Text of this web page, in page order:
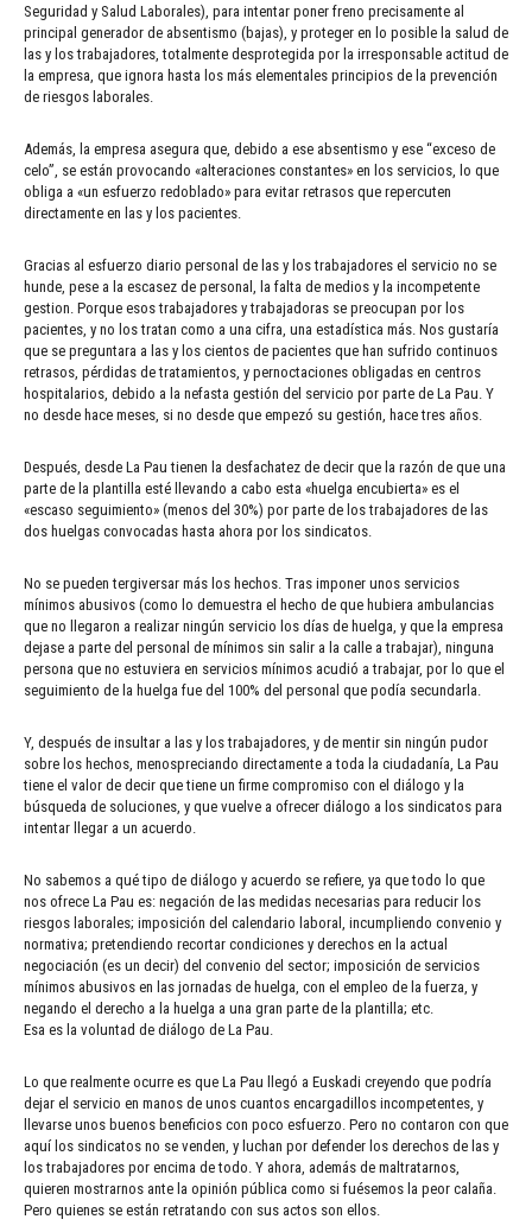
Seguridad y Salud Laborales), para intentar poner freno precisamente al
principal generador de absentismo (bajas), y proteger en lo posible la salud de
las y los trabajadores, totalmente desprotegida por la irresponsable actitud de
la empresa, que ignora hasta los más elementales principios de la prevención
de riesgos laborales.
Además, la empresa asegura que, debido a ese absentismo y ese “exceso de
celo”, se están provocando «alteraciones constantes» en los servicios, lo que
obliga a «un esfuerzo redoblado» para evitar retrasos que repercuten
directamente en las y los pacientes.
Gracias al esfuerzo diario personal de las y los trabajadores el servicio no se
hunde, pese a la escasez de personal, la falta de medios y la incompetente
gestion. Porque esos trabajadores y trabajadoras se preocupan por los
pacientes, y no los tratan como a una cifra, una estadística más. Nos gustaría
que se preguntara a las y los cientos de pacientes que han sufrido continuos
retrasos, pérdidas de tratamientos, y pernoctaciones obligadas en centros
hospitalarios, debido a la nefasta gestión del servicio por parte de La Pau. Y
no desde hace meses, si no desde que empezó su gestión, hace tres años.
Después, desde La Pau tienen la desfachatez de decir que la razón de que una
parte de la plantilla esté llevando a cabo esta «huelga encubierta» es el
«escaso seguimiento» (menos del 30%) por parte de los trabajadores de las
dos huelgas convocadas hasta ahora por los sindicatos.
No se pueden tergiversar más los hechos. Tras imponer unos servicios
mínimos abusivos (como lo demuestra el hecho de que hubiera ambulancias
que no llegaron a realizar ningún servicio los días de huelga, y que la empresa
dejase a parte del personal de mínimos sin salir a la calle a trabajar), ninguna
persona que no estuviera en servicios mínimos acudió a trabajar, por lo que el
seguimiento de la huelga fue del 100% del personal que podía secundarla.
Y, después de insultar a las y los trabajadores, y de mentir sin ningún pudor
sobre los hechos, menospreciando directamente a toda la ciudadanía, La Pau
tiene el valor de decir que tiene un firme compromiso con el diálogo y la
búsqueda de soluciones, y que vuelve a ofrecer diálogo a los sindicatos para
intentar llegar a un acuerdo.
No sabemos a qué tipo de diálogo y acuerdo se refiere, ya que todo lo que
nos ofrece La Pau es: negación de las medidas necesarias para reducir los
riesgos laborales; imposición del calendario laboral, incumpliendo convenio y
normativa; pretendiendo recortar condiciones y derechos en la actual
negociación (es un decir) del convenio del sector; imposición de servicios
mínimos abusivos en las jornadas de huelga, con el empleo de la fuerza, y
negando el derecho a la huelga a una gran parte de la plantilla; etc.
Esa es la voluntad de diálogo de La Pau.
Lo que realmente ocurre es que La Pau llegó a Euskadi creyendo que podría
dejar el servicio en manos de unos cuantos encargadillos incompetentes, y
llevarse unos buenos beneficios con poco esfuerzo. Pero no contaron con que
aquí los sindicatos no se venden, y luchan por defender los derechos de las y
los trabajadores por encima de todo. Y ahora, además de maltratarnos,
quieren mostrarnos ante la opinión pública como si fuésemos la peor calaña.
Pero quienes se están retratando con sus actos son ellos.